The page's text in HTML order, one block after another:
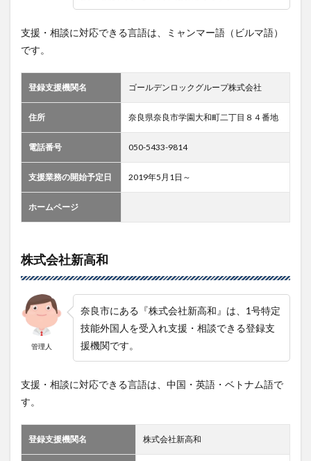
支援・相談に対応できる言語は、ミャンマー語（ビルマ語）
です。
登録支援機関名 ゴールデンロックグループ株式会社
住所 奈良県奈良市学園大和町二丁目８４番地
電話番号 050-5433-9814
支援業務の開始予定日 2019年5月1日～
ホームページ
株式会社新高和
管理人
奈良市にある『株式会社新高和』は、1号特定
技能外国人を受入れ支援・相談できる登録支
援機関です。
支援・相談に対応できる言語は、中国・英語・ベトナム語で
す。
登録支援機関名 株式会社新高和